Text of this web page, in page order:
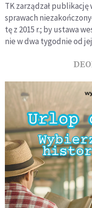
TK zarządzał
sprawach
tę z 2015 r.; by ustawa
nie w dwa tygodnie od